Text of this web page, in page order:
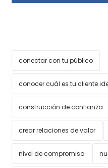
conectar con tu público
conocer cuál es tu cliente
construcción de confianza
crear relaciones de valor
nivel de compromiso